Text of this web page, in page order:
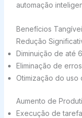
automação
Benefícios
Redução
Diminuição de até
Eliminação de
Otimização do uso
Aumento de
Execução de